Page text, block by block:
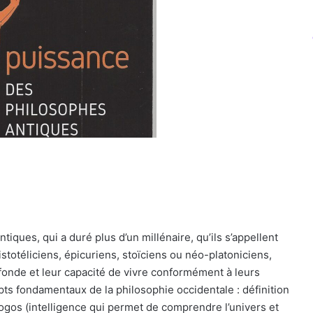
qui a duré plus d’un millénaire, qu’ils s’appellent
épicuriens, stoïciens ou néo-platoniciens,
et leur capacité de vivre conformément à leurs
fondamentaux de la philosophie occidentale : définition
(intelligence qui permet de comprendre l’univers et